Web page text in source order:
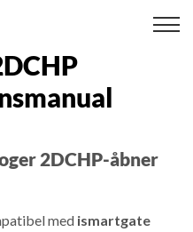
2DCHP-åbner
med ismartgate